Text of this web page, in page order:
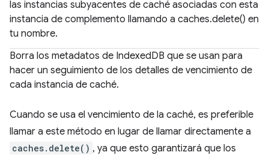
las instancias subyacentes de caché asociadas con esta
instancia de complemento llamando a caches.delete() en
tu nombre.
Borra los metadatos de IndexedDB que se usan para
hacer un seguimiento de los detalles de vencimiento de
cada instancia de caché.
Cuando se usa el vencimiento de la caché, es preferible
llamar a este método en lugar de llamar directamente a
caches.delete() , ya que esto garantizará que los